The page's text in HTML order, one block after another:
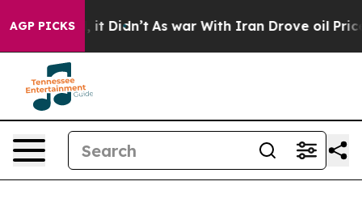
AGP PICKS
Well, it Didn’t As war With Iran Drove oil Prices